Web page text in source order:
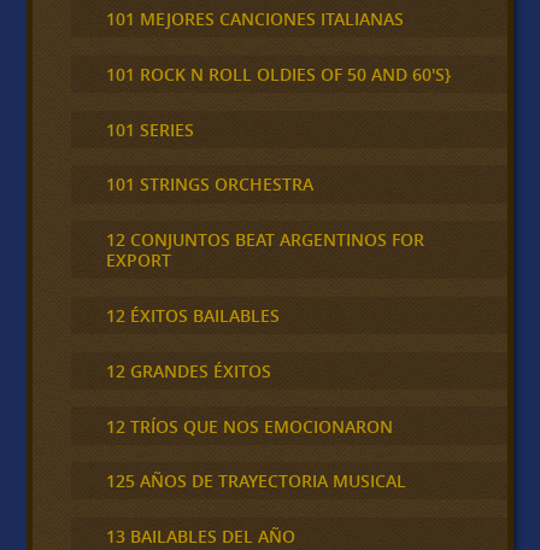
101 MEJORES CANCIONES ITALIANAS
101 ROCK N ROLL OLDIES OF 50 AND 60'S}
101 SERIES
101 STRINGS ORCHESTRA
12 CONJUNTOS BEAT ARGENTINOS FOR
EXPORT
12 ÉXITOS BAILABLES
12 GRANDES ÉXITOS
12 TRÍOS QUE NOS EMOCIONARON
125 AÑOS DE TRAYECTORIA MUSICAL
13 BAILABLES DEL AÑO